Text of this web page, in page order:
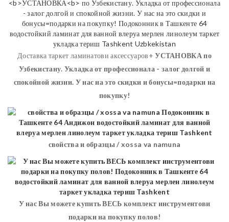
Доставка таркет ламинатови аксессуаров+УСТАНОВКАпо
Узбекистану. Укладка от профессионала - залог долгой и
спокойной жизни. У нас на это скидки и бонусы=подарки на
покупку!
свойства и образцы / xossa va namuna
У нас Вы можете купить ВЕСЬ комплект инструментови
подарки на покупку полов!